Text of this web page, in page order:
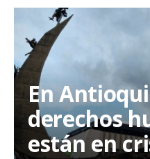
¡Para
defender
no
las
fronteras!
En
derechos
están en